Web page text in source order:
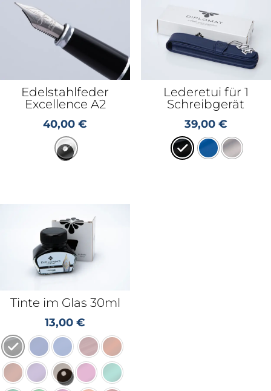
Edelstahlfeder
Excellence A2
40,00€
Lederetui für 1
Schreibgerät
39,00 €
Tinte im Glas 30ml
13,00€